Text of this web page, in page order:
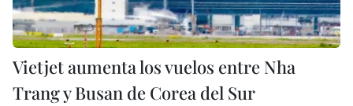
Vietjet aumenta los vuelos entre Nha
Trang y Busan de Corea del Sur